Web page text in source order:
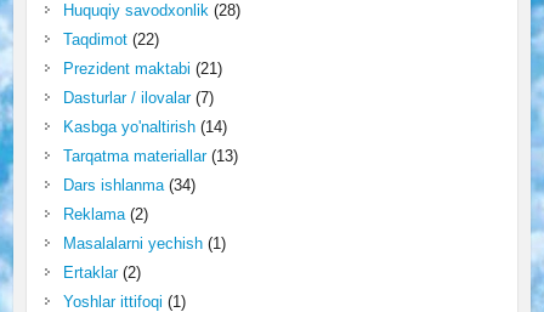
Huquqiy savodxonlik(28)
Taqdimot(22)
Prezident maktabi (21)
Dasturlar / ilovalar(7)
Kasbga yo'naltirish(14)
Tarqatma materiallar(13)
Dars ishlanma(34)
Reklama(2)
Masalalarni yechish(1)
Ertaklar(2)
Yoshlar ittifoqi (1)